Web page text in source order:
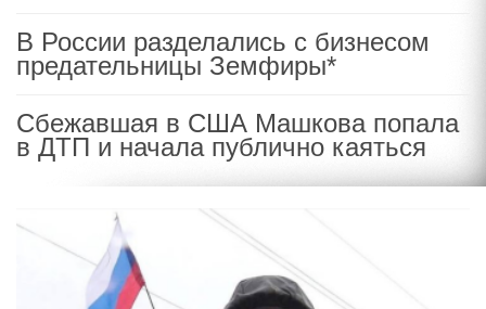
В России разделались с бизнесом
предательницы Земфиры*
Сбежавшая в США Машкова попала
в ДТП и начала публично каяться